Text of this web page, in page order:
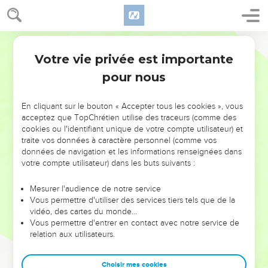
NE MANQUEZ PAS L’ÉVÉNEMENT
DE L’ANNÉE !
ET SI LEURS ERREURS POUVAIENT VOUS ÉVITER LES
VOTRES ?
leur foi ou leur vision. Mais on voit moins les doutes, les erreurs
et les saisons difficiles qu'ils ont traversés, alors même que ce
sont elles qui les ont façonnés.
Dans cette conférence, leaders, entrepreneurs, et responsables
clés pour avancer avec plus de sagesse afin que leurs erreurs
Votre vie privée est importante
pour nous
En cliquant sur le bouton « Accepter tous les cookies », vous
acceptez que TopChrétien utilise des traceurs (comme des
cookies ou l'identifiant unique de votre compte utilisateur) et
traite vos données à caractère personnel (comme vos
données de navigation et les informations renseignées dans
votre compte utilisateur) dans les buts suivants :
Mesurer l'audience de notre service
Vous permettre d'utiliser des services tiers tels que de la
vidéo, des cartes du monde…
Vous permettre d'entrer en contact avec notre service de
relation aux utilisateurs.
Choisir mes cookies